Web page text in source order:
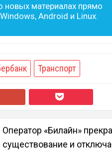
новых материалах прямо
Android и Linux.
Транспорт
Оператор «Билайн»
существование и